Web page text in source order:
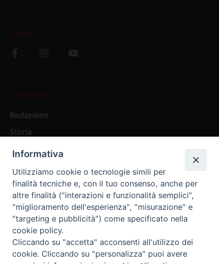
Social
L’editoriale
Redazione
Storia
Abbonamenti
Abbonamento Annuale Digitale
Abbonamento Annuale Cartaceo
Abbonamento Singola Copia Digitale
Informativa
Utilizziamo cookie o tecnologie simili per
finalità tecniche e, con il tuo consenso, anche per
altre finalità ("interazioni e funzionalità semplici",
"miglioramento dell'esperienza", "misurazione" e
"targeting e pubblicità") come specificato nella
cookie policy.
Cliccando su "accetta" acconsenti all'utilizzo dei
cookie. Cliccando su "personalizza" puoi avere